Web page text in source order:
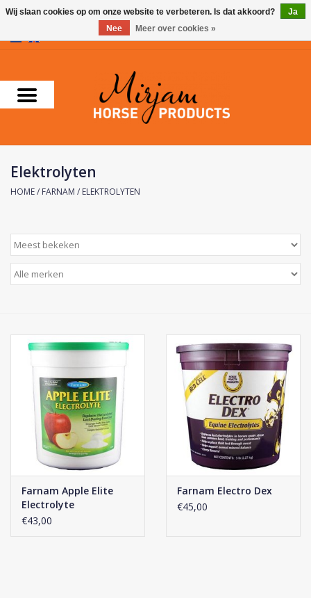
Supplementen
Verzorgingsproducten
Horse Master
Phytovet
Kruiwagens
Kenniscentrum
Elektrolyten
HOME/ FARNAM / ELEKTROLYTEN
Farnam Apple Elite
Electrolyte
€43,00
Farnam Electro Dex
€45,00
Wij slaan cookies op om onze website te verbeteren. Is dat akkoord?
Ja
Nee
Meer over cookies »